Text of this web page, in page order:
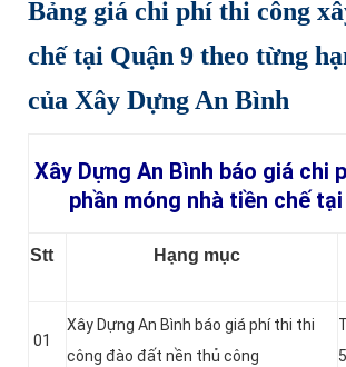
Bảng giá chi phí thi công
chế tại Quận 9 theo từng
của Xây Dựng An Bình
Xây Dựng An Bình báo giá chi
phần móng nhà tiền chế tại
Stt Hạng mục
01
Xây Dựng An Bình báo giá phí thi thi
công đào đất nền thủ công